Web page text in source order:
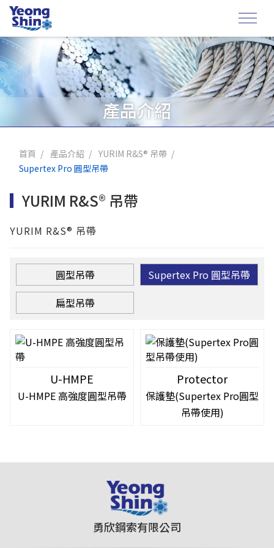
產品介紹
首頁 產品介紹
YURIM R&S® 吊帶
Supertex Pro 圓型吊帶
YURIM R&S® 吊帶
YURIM R&S® 吊帶
圓型吊帶
Supertex Pro 圓型吊帶
扁型吊帶
U-HMPE
U-HMPE 高強度圓型吊帶
Protector
保護墊(Supertex Pro圓型
吊帶使用)
勇欣鋼索有限公司